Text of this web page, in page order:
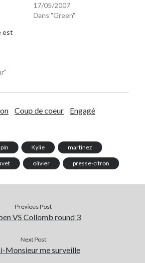
17/05/2007
Dans "Green"
est
Coup de coeur
Engagé
Kylie martinez
olivier presse-citron
Previous Post
VS Collomb round 3
Next Post
Monsieur me surveille